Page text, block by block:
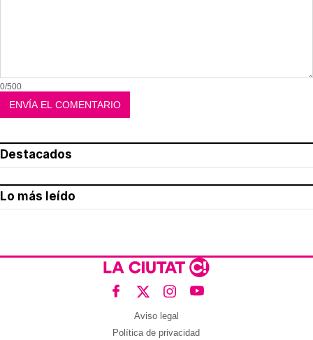
0/500
Destacados
Lo más leído
Aviso legal
Política de privacidad